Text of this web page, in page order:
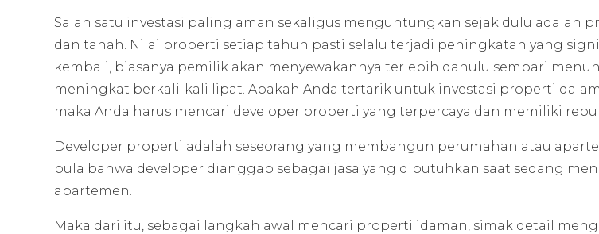
Salah satu investasi paling aman sekaligus menguntungkan sejak dulu adalah
dan tanah. Nilai properti setiap tahun pasti selalu terjadi peningkatan yang
kembali, biasanya pemilik akan menyewakannya terlebih dahulu sembari
meningkat berkali-kali lipat. Apakah Anda tertarik untuk investasi properti
maka Anda harus mencari developer properti yang terpercaya dan memiliki
Developer properti adalah seseorang yang membangun perumahan atau
pula bahwa developer dianggap sebagai jasa yang dibutuhkan saat sedang
apartemen.
Maka dari itu, sebagai langkah awal mencari properti idaman, simak detail